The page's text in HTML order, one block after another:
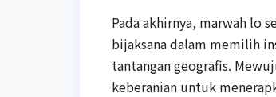
Pada akhirnya, marwah lo
bijaksana dalam memilih
tantangan geografis.
keberanian untuk